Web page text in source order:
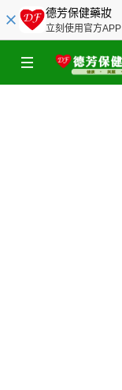
德芳保健藥妝
立刻使用官方APP